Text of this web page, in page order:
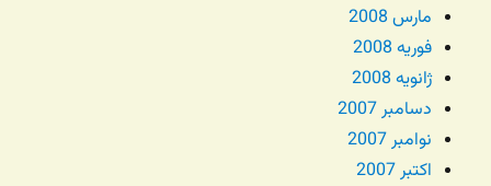
مارس 2008
فوریه 2008
ژانویه 2008
دسامبر 2007
نوامبر 2007
اکتبر 2007